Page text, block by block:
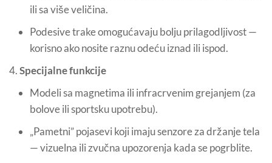
ili sa više veličina.
Podesive trake omogućavaju bolju prilagodljivost —
korisno ako nosite raznu odeću iznad ili ispod.
Specijalne funkcije
Modeli sa magnetima ili infracrvenim grejanjem (za
bolove ili sportsku upotrebu).
„Pametni” pojasevi koji imaju senzore za držanje tela
— vizuelna ili zvučna upozorenja kada se pogrblite.